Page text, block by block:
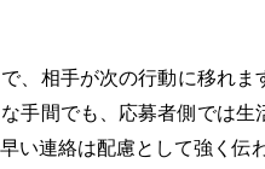
、相手が次の行動に移れま
手間でも、応募者側では生
い連絡は配慮として強く伝